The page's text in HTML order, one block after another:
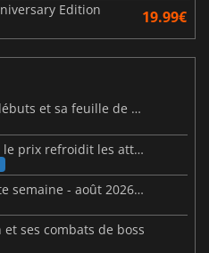
Edition 19.99€
MARVEL Tōkon dévoile ses débuts et sa feuille de route
Steam Frame : une fuite sur le prix refroidit les attentes VR
Sorties de jeux vidéo de cette semaine - août 2026 (semaine 32)
ses combats de boss